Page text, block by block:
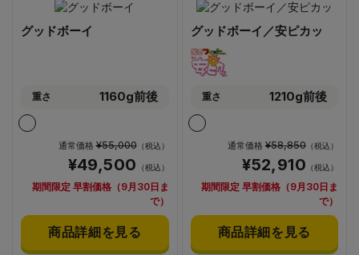
グッドボーイ
重さ 1160g前後
通常価格¥55,000（税込）
¥49,500 （税込）
期間限定 早割価格（9月30日ま
で）
商品詳細を見る
グッドボーイ／安ピカッ
重さ 1210g前後
通常価格 ¥58,850 （税込）
¥52,910 （税込）
期間限定 早割価格（9月30日ま
で）
商品詳細を見る